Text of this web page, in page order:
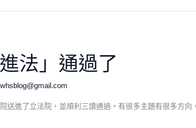
法」通過了
送進了立法院，並順利三讀通過。有很多主題有很多方向